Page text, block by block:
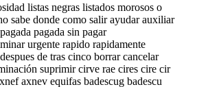
listas negras listados morosos o
sabe donde como salir ayudar auxiliar
pagada sin pagar
urgente rapido rapidamente
de tras cinco borrar cancelar
suprimir cirve rae cires cire cir
axnev equifas badescug badescu